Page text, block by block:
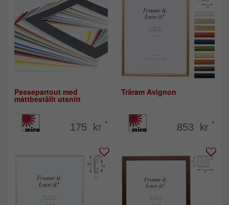
Passepartout med
måttbeställt utsnitt
175 kr *
Träram Avignon
853 kr *